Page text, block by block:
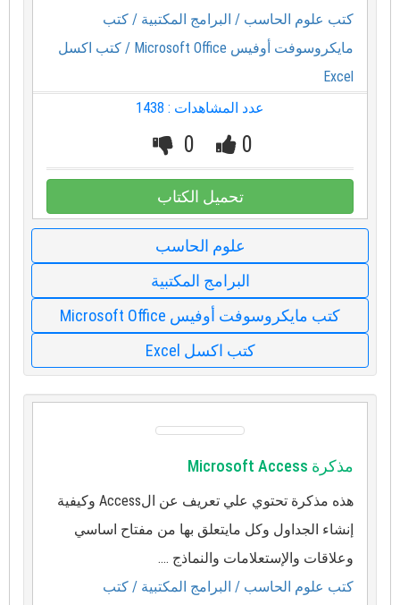
كتب علوم الحاسب / البرامج المكتبية / كتب
مايكروسوفت أوفيس Microsoft Office
/ كتب اكسل
Excel
عدد المشاهدات : 1438
0
0
تحميل الكتاب
علوم الحاسب
البرامج المكتبية
كتب مايكروسوفت أوفيس Microsoft Office
كتب اكسل Excel
مذكرة Microsoft Access
هذه مذكرة تحتوي علي تعريف عن الAccess وكيفية
إنشاء الجداول وكل مايتعلق بها من مفتاح اساسي
وعلاقات والإستعلامات والنماذج ....
كتب علوم الحاسب / البرامج المكتبية / كتب